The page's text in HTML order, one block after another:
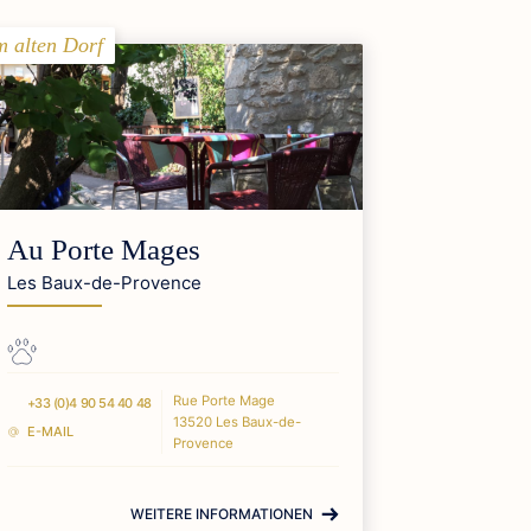
alten Dorf
Au Porte Mages
Les Baux-de-Provence
+33 (0)4 90 54 40 48
E-MAIL
Rue Porte Mage
13520 Les Baux-de-
Provence
WEITERE INFORMATIONEN